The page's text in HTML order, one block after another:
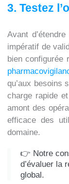
3. Testez
Avant
impératif de
bien configurée
qu’aux besoins
charge rapide
amont des
efficace des
domaine.
👉 Notre
d’évaluer la
global.